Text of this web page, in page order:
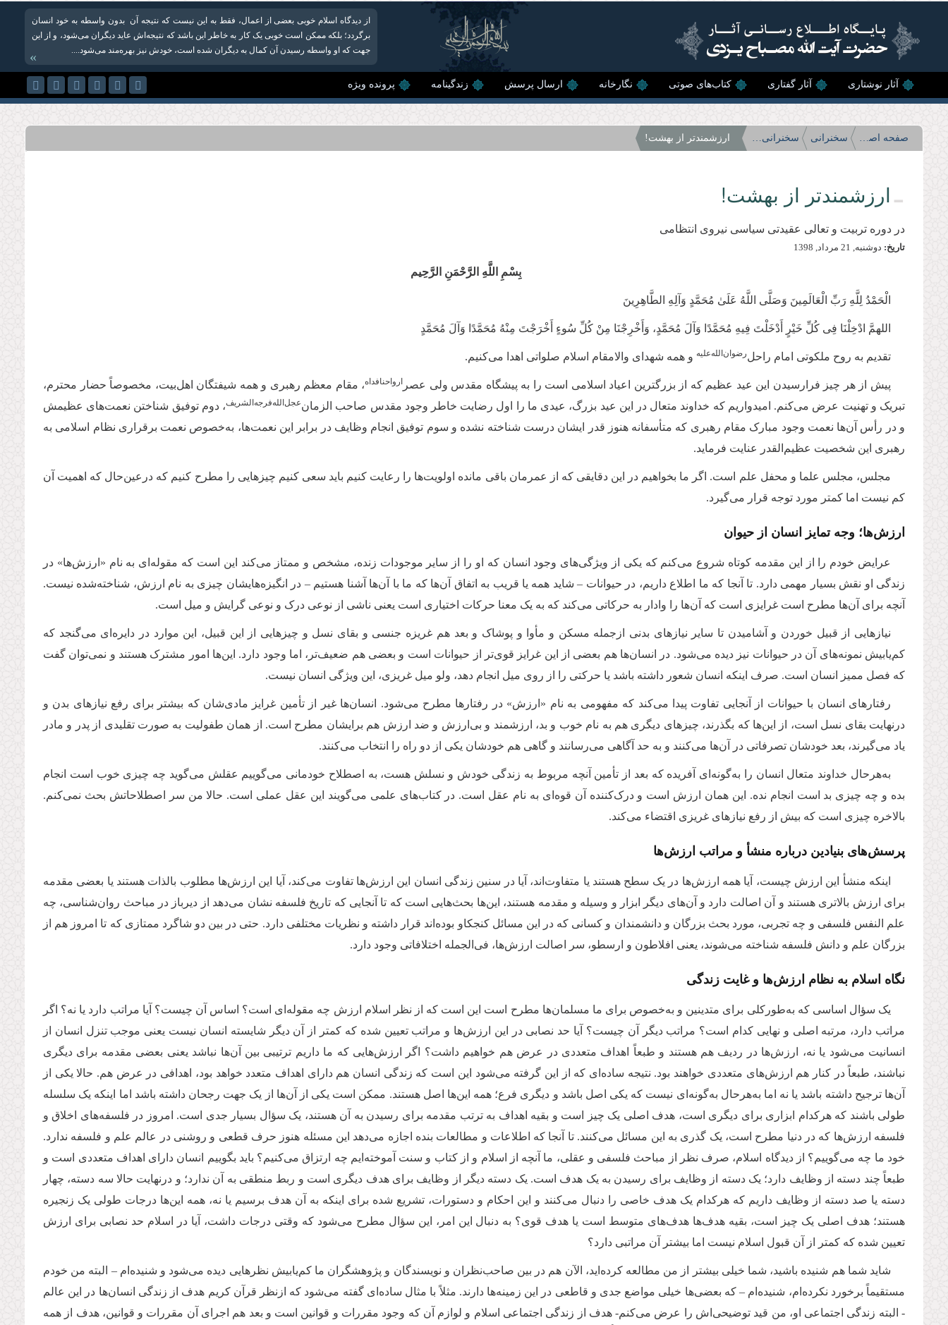
از دیدگاه اسلام خوبی بعضی از اعمال، فقط‌ به این نیست که نتیجه‌ آن بدون واسطه به خود انسان
برگردد؛ بلکه ممکن است خوبی یک کار به خاطر این باشد که نتیجه‌اش عاید دیگران می‌شود، و از این
جهت که او واسطه رسیدن آن کمال به دیگران شده است، خودش نیز بهره‌‌مند می‌شود....
»
آثار نوشتاری آثار گفتاری کتاب‌های صوتی نگارخانه ارسال پرسش زندگینامه پرونده ویژه
صفحه اصلی سخنرانی سخنرانی‌های سال 98 ارزشمندتر از بهشت!
ارزشمندتر از بهشت!
در دوره تربیت و تعالی عقیدتی سیاسی نیروی انتظامی
تاریخ: دوشنبه, 21 مرداد, 1398
بِسْمِ اللَّهِ الرَّحْمَنِ الرَّحِیم
الْحَمْدُ لِلَّهِ رَبِّ الْعَالَمِينَ وَصَلَّى اللَّهُ عَلَىٰ مُحَمَّدٍ وَآلِهِ الطَّاهِرِينَ
اللهمَّ ادْخِلْنَا فِی کُلِّ خَیْرٍ أَدْخَلْتَ فِیهِ مُحَمَّدًا وَآلَ مُحَمَّدٍ، وَأَخْرِجْنَا مِنْ کُلِّ سُوءٍ أَخْرَجْتَ مِنْهُ مُحَمَّدًا وَآلَ مُحَمَّدٍ‌
تقدیم به روح ملکوتی امام راحل‌رضوان‌‌الله‌‌علیه و همه شهدای والامقام اسلام صلواتی اهدا می‌کنیم.
پیش از هر چیز فرارسیدن این عید عظیم که از بزرگترین اعیاد اسلامی است را به پیشگاه مقدس ولی عصر ارواحنافداه، مقام معظم رهبری و همه شیفتگان اهل‌بیت، مخصوصاً حضار محترم،
تبریک و تهنیت عرض می‌کنم. امیدواریم که خداوند متعال در این عید بزرگ، عیدی ما را اول رضایت خاطر وجود مقدس صاحب الزمان‌عجل‌‌الله‌‌فرجه‌‌الشریف، دوم توفیق شناختن نعمت‌های عظیمش
و در رأس آن‌ها نعمت وجود مبارک مقام رهبری که متأسفانه هنوز قدر ایشان درست شناخته نشده و سوم توفیق انجام وظایف در برابر این نعمت‌ها، به‌خصوص نعمت برقراری نظام اسلامی به
رهبری این شخصیت عظیم‌القدر عنایت فرماید.
مجلس، مجلس علما و محفل علم است. اگر ما بخواهیم در این دقایقی که از عمرمان باقی مانده اولویت‌ها را رعایت کنیم باید سعی کنیم چیزهایی را مطرح کنیم که درعین‌حال که اهمیت آن
کم نیست اما کمتر مورد توجه قرار می‌گیرد.
ارزش‌ها؛ وجه تمایز انسان از حیوان
عرایض خودم را از این مقدمه کوتاه شروع می‌کنم که یکی از ویژگی‌های وجود انسان که او را از سایر موجودات زنده، مشخص و ممتاز می‌کند این است که مقوله‌ای به نام «ارزش‌ها» در
زندگی او نقش بسیار مهمی دارد. تا آنجا که ما اطلاع داریم، در حیوانات – شاید همه یا قریب به اتفاق آن‌ها که ما با آن‌ها آشنا هستیم – در انگیزه‌هایشان چیزی به نام ارزش، شناخته‌شده نیست.
آنچه برای آن‌ها مطرح است غرایزی است که آن‌ها را وادار به حرکاتی می‌کند که به یک معنا حرکات اختیاری است یعنی ناشی از نوعی درک و نوعی گرایش و میل است.
نیازهایی از قبیل خوردن و آشامیدن تا سایر نیازهای بدنی ازجمله مسکن و مأوا و پوشاک و بعد هم غریزه جنسی و بقای نسل و چیزهایی از این قبیل، این موارد در دایره‌ای می‌گنجد که
کم‌یابیش نمونه‌های آن در حیوانات نیز دیده می‌شود. در انسان‌ها هم بعضی از این غرایز قوی‌تر از حیوانات است و بعضی هم ضعیف‌تر، اما وجود دارد. این‌ها امور مشترک هستند و نمی‌توان گفت
که فصل ممیز انسان است. صرف اینکه انسان شعور داشته باشد یا حرکتی را از روی میل انجام دهد، ولو میل غریزی، این ویژگی انسان نیست.
رفتارهای انسان با حیوانات از آنجایی تفاوت پیدا می‌کند که مفهومی به نام «ارزش» در رفتارها مطرح می‌شود. انسان‌ها غیر از تأمین غرایز مادی‌شان که بیشتر برای رفع نیازهای بدن و
درنهایت بقای نسل است، از این‌ها که بگذرند، چیزهای دیگری هم به نام خوب و بد، ارزشمند و بی‌ارزش و ضد ارزش هم برایشان مطرح است. از همان طفولیت به صورت تقلیدی از پدر و مادر
یاد می‌گیرند، بعد خودشان تصرفاتی در آن‌ها می‌کنند و به حد آگاهی می‌رسانند و گاهی هم خودشان یکی از دو راه را انتخاب می‌کنند.
به‌هرحال خداوند متعال انسان را به‌گونه‌ای آفریده که بعد از تأمین آنچه مربوط به زندگی خودش و نسلش هست، به اصطلاح خودمانی می‌گوییم عقلش می‌گوید چه چیزی خوب است انجام
بده و چه چیزی بد است انجام نده. این همان ارزش است و درک‌کننده آن قوه‌ای به نام عقل است. در کتاب‌های علمی می‌گویند این عقل عملی است. حالا من سر اصطلاحاتش بحث نمی‌کنم.
بالاخره چیزی است که بیش از رفع نیازهای غریزی اقتضاء می‌کند.
پرسش‌های بنیادین درباره منشأ و مراتب ارزش‌ها
اینکه منشأ این ارزش چیست، آیا همه ارزش‌ها در یک سطح هستند یا متفاوت‌اند، آیا در سنین زندگی انسان این ارزش‌ها تفاوت می‌کند، آیا این ارزش‌ها مطلوب بالذات هستند یا بعضی مقدمه
برای ارزش بالاتری هستند و آن اصالت دارد و آن‌های دیگر ابزار و وسیله و مقدمه هستند، این‌ها بحث‌هایی است که تا آنجایی که تاریخ فلسفه نشان می‌دهد از دیرباز در مباحث روان‌شناسی، چه
علم النفس فلسفی و چه تجربی، مورد بحث بزرگان و دانشمندان و کسانی که در این مسائل کنجکاو بوده‌اند قرار داشته و نظریات مختلفی دارد. حتی در بین دو شاگرد ممتازی که تا امروز هم از
بزرگان علم و دانش فلسفه شناخته می‌شوند، یعنی افلاطون و ارسطو، سر اصالت ارزش‌ها، فی‌الجمله اختلافاتی وجود دارد.
نگاه اسلام به نظام ارزش‌ها و غایت زندگی
یک سؤال اساسی که به‌طورکلی برای متدینین و به‌خصوص برای ما مسلمان‌ها مطرح است این است که از نظر اسلام ارزش چه مقوله‌ای است؟ اساس آن چیست؟ آیا مراتب دارد یا نه؟ اگر
مراتب دارد، مرتبه اصلی و نهایی کدام است؟ مراتب دیگر آن چیست؟ آیا حد نصابی در این ارزش‌ها و مراتب تعیین شده که کمتر از آن دیگر شایسته انسان نیست یعنی موجب تنزل انسان از
انسانیت می‌شود یا نه، ارزش‌ها در ردیف هم هستند و طبعاً اهداف متعددی در عرض هم خواهیم داشت؟ اگر ارزش‌هایی که ما داریم ترتیبی بین آن‌ها نباشد یعنی بعضی مقدمه برای دیگری
نباشند، طبعاً در کنار هم ارزش‌های متعددی خواهند بود. نتیجه ساده‌ای که از این گرفته می‌شود این است که زندگی انسان هم دارای اهداف متعدد خواهد بود، اهدافی در عرض هم. حالا یکی از
آن‌ها ترجیح داشته باشد یا نه اما به‌هرحال به‌گونه‌ای نیست که یکی اصل باشد و دیگری فرع؛ همه این‌ها اصل هستند. ممکن است یکی از آن‌ها از یک جهت رجحان داشته باشد اما اینکه یک سلسله
طولی باشند که هرکدام ابزاری برای دیگری است، هدف اصلی یک چیز است و بقیه اهداف به ترتب مقدمه برای رسیدن به آن هستند، یک سؤال بسیار جدی است. امروز در فلسفه‌های اخلاق و
فلسفه ارزش‌ها که در دنیا مطرح است، یک گذری به این مسائل می‌کنند. تا آنجا که اطلاعات و مطالعات بنده اجازه می‌دهد این مسئله هنوز حرف قطعی و روشنی در عالم علم و فلسفه ندارد.
خود ما چه می‌گوییم؟ از دیدگاه اسلام، صرف نظر از مباحث فلسفی و عقلی، ما آنچه از اسلام و از کتاب و سنت آموخته‌ایم چه ارتزاق می‌کنیم؟ باید بگوییم انسان دارای اهداف متعددی است و
طبعاً چند دسته از وظایف دارد؛ یک دسته از وظایف برای رسیدن به یک هدف است. یک دسته دیگر از وظایف برای هدف دیگری است و ربط منطقی به آن ندارد؛ و درنهایت حالا سه دسته، چهار
دسته یا صد دسته از وظایف داریم که هرکدام یک هدف خاصی را دنبال می‌کنند و این احکام و دستورات، تشریع شده برای اینکه به آن هدف برسیم یا نه، همه این‌ها درجات طولی یک زنجیره
هستند؛ هدف اصلی یک چیز است، بقیه هدف‌ها هدف‌های متوسط است یا هدف قوی؟ به دنبال این امر، این سؤال مطرح می‌شود که وقتی درجات داشت، آیا در اسلام حد نصابی برای ارزش
تعیین شده که کمتر از آن قبول اسلام نیست اما بیشتر آن مراتبی دارد؟
شاید شما هم شنیده باشید، شما خیلی بیشتر از من مطالعه کرده‌اید، الآن هم در بین صاحب‌نظران و نویسندگان و پژوهشگران ما کم‌یابیش نظرهایی دیده می‌شود و شنیده‌ام – البته من خودم
مستقیماً برخورد نکرده‌ام، شنیده‌ام – که بعضی‌ها خیلی مواضع جدی و قاطعی در این زمینه‌ها دارند. مثلاً با مثال ساده‌ای گفته می‌شود که ازنظر قرآن کریم هدف از زندگی انسان‌ها در این عالم
- البته زندگی اجتماعی او، من قید توضیحی‌اش را عرض می‌کنم- هدف از زندگی اجتماعی اسلام و لوازم آن که وجود مقررات و قوانین است و بعد هم اجرای آن مقررات و قوانین، هدف از همه